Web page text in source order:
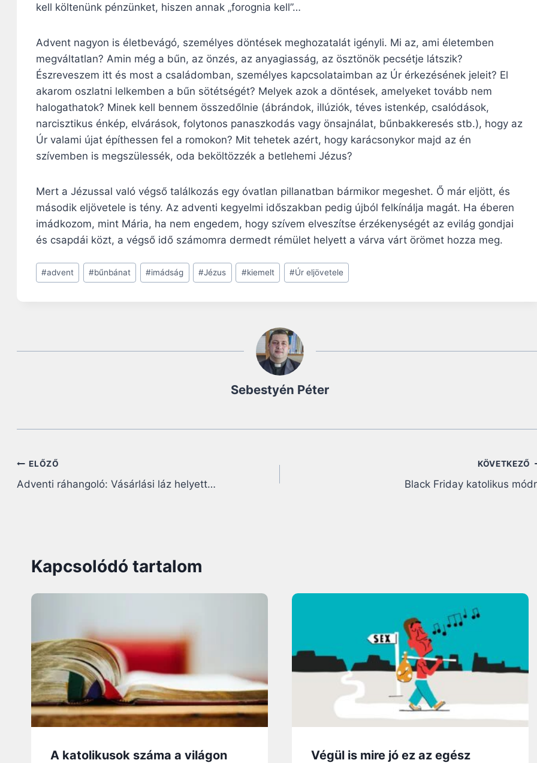
kell költenünk pénzünket, hiszen annak „forognia kell”…
Advent nagyon is életbevágó, személyes döntések meghozatalát igényli. Mi az, ami életemben
megváltatlan? Amin még a bűn, az önzés, az anyagiasság, az ösztönök pecsétje látszik?
Észreveszem itt és most a családomban, személyes kapcsolataimban az Úr érkezésének jeleit? El
akarom oszlatni lelkemben a bűn sötétségét? Melyek azok a döntések, amelyeket tovább nem
halogathatok? Minek kell bennem összedőlnie (ábrándok, illúziók, téves istenkép, csalódások,
narcisztikus énkép, elvárások, folytonos panaszkodás vagy önsajnálat, bűnbakkeresés stb.), hogy az
Úr valami újat építhessen fel a romokon? Mit tehetek azért, hogy karácsonykor majd az én
szívemben is megszülessék, oda beköltözzék a betlehemi Jézus?
Mert a Jézussal való végső találkozás egy óvatlan pillanatban bármikor megeshet. Ő már eljött, és
második eljövetele is tény. Az adventi kegyelmi időszakban pedig újból felkínálja magát. Ha éberen
imádkozom, mint Mária, ha nem engedem, hogy szívem elveszítse érzékenységét az evilág gondjai
és csapdái közt, a végső idő számomra dermedt rémület helyett a várva várt örömet hozza meg.
Post
Tags:
#advent #bűnbánat #imádság #Jézus #kiemelt #Úr eljövetele
Sebestyén Péter
Bejegyzés
navigáció
ELŐZŐ
Adventi ráhangoló: Vásárlási láz helyett…
KÖVETKEZŐ
Black Friday katolikus
Kapcsolódó tartalom
A katolikusok száma a világon
Végül is mire jó ez az egész